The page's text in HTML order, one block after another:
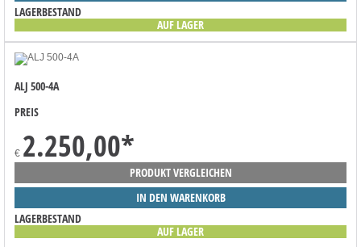
LAGERBESTAND
AUF LAGER
ALJ 500-4A
PREIS
€ 2.250,00*
PRODUKT VERGLEICHEN
IN DEN WARENKORB
LAGERBESTAND
AUF LAGER